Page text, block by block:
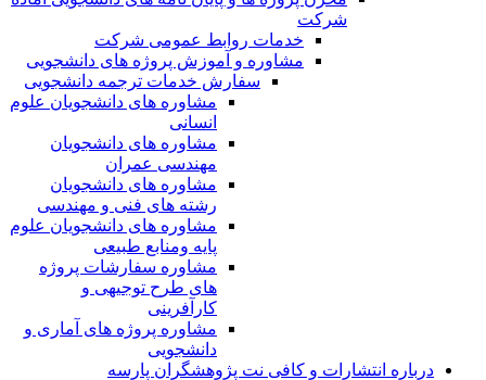
شرکت
خدمات روابط عمومی شرکت
مشاوره و آموزش پروژه های دانشجویی
سفارش خدمات ترجمه دانشجویی
مشاوره های دانشجویان علوم
انسانی
مشاوره های دانشجویان
مهندسی عمران
مشاوره های دانشجویان
رشته های فنی و مهندسی
مشاوره های دانشجویان علوم
پایه ومنابع طبیعی
مشاوره سفارشات پروژه
های طرح توجیهی و
کارآفرینی
مشاوره پروژه های آماری و
دانشجویی
درباره انتشارات و کافی نت پژوهشگران پارسه